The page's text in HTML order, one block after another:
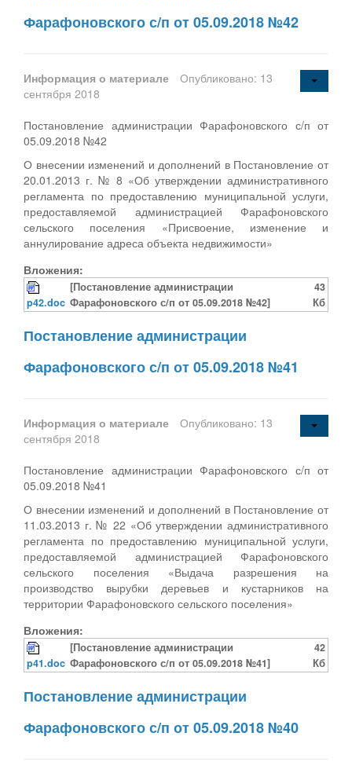
Фарафоновского с/п от 05.09.2018 №42
Информация о материале
Опубликовано: 13
сентября 2018
Постановление администрации Фарафоновского с/п от
05.09.2018 №42
О внесении изменений и дополнений в Постановление от
20.01.2013 г. № 8 «Об утверждении административного
регламента по предоставлению муниципальной услуги,
предоставляемой администрацией Фарафоновского
сельского поселения «Присвоение, изменение и
аннулирование адреса объекта недвижимости»
Вложения:
p42.doc
[Постановление администрации
Фарафоновского с/п от 05.09.2018 №42]
43
Кб
Постановление администрации
Фарафоновского с/п от 05.09.2018 №41
Информация о материале
Опубликовано: 13
сентября 2018
Постановление администрации Фарафоновского с/п от
05.09.2018 №41
О внесении изменений и дополнений в Постановление от
11.03.2013 г. № 22 «Об утверждении административного
регламента по предоставлению муниципальной услуги,
предоставляемой администрацией Фарафоновского
сельского поселения «Выдача разрешения на
производство вырубки деревьев и кустарников на
территории Фарафоновского сельского поселения»
Вложения:
p41.doc
[Постановление администрации
Фарафоновского с/п от 05.09.2018 №41]
42
Кб
Постановление администрации
Фарафоновского с/п от 05.09.2018 №40